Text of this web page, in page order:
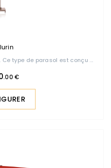
type de parasol est conçu ...
.00 €